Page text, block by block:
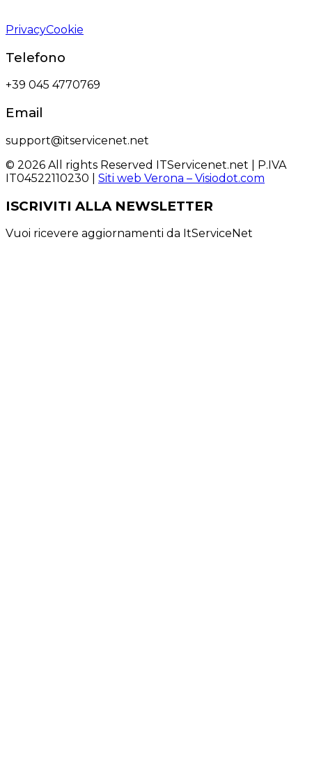
PrivacyCookie
Telefono
+39 045 4770769
Email
support@itservicenet.net
© 2026 All rights Reserved ITServicenet.net | P.IVA
IT04522110230 | Siti web Verona – Visiodot.com
ISCRIVITI ALLA NEWSLETTER
Vuoi ricevere aggiornamenti da ItServiceNet